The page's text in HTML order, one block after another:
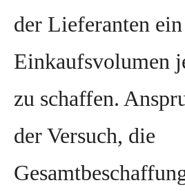
der Lieferanten
Einkaufsvolumen
zu schaffen.
der Versuch, die